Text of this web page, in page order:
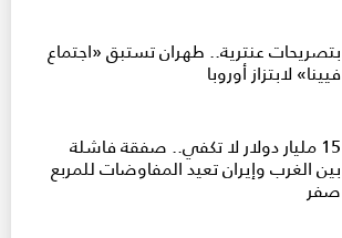
بتصريحات عنترية.. طهران تستبق «اجتماع
فيينا» لابتزاز أوروبا
15 مليار دولار لا تكفي.. صفقة فاشلة
بين الغرب وإيران تعيد المفاوضات للمربع
صفر